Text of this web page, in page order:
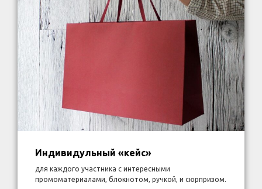
Индивидульный «кейс»
для каждого участника с интересными
промоматериалами, блокнотом, ручкой, и сюрпризом.